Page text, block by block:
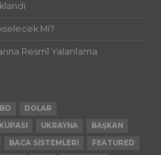
Mi?
Resmî Yalanlama
DOLAR
UKRAYNA
BAŞKAN
BACA SISTEMLERI
FEATURED